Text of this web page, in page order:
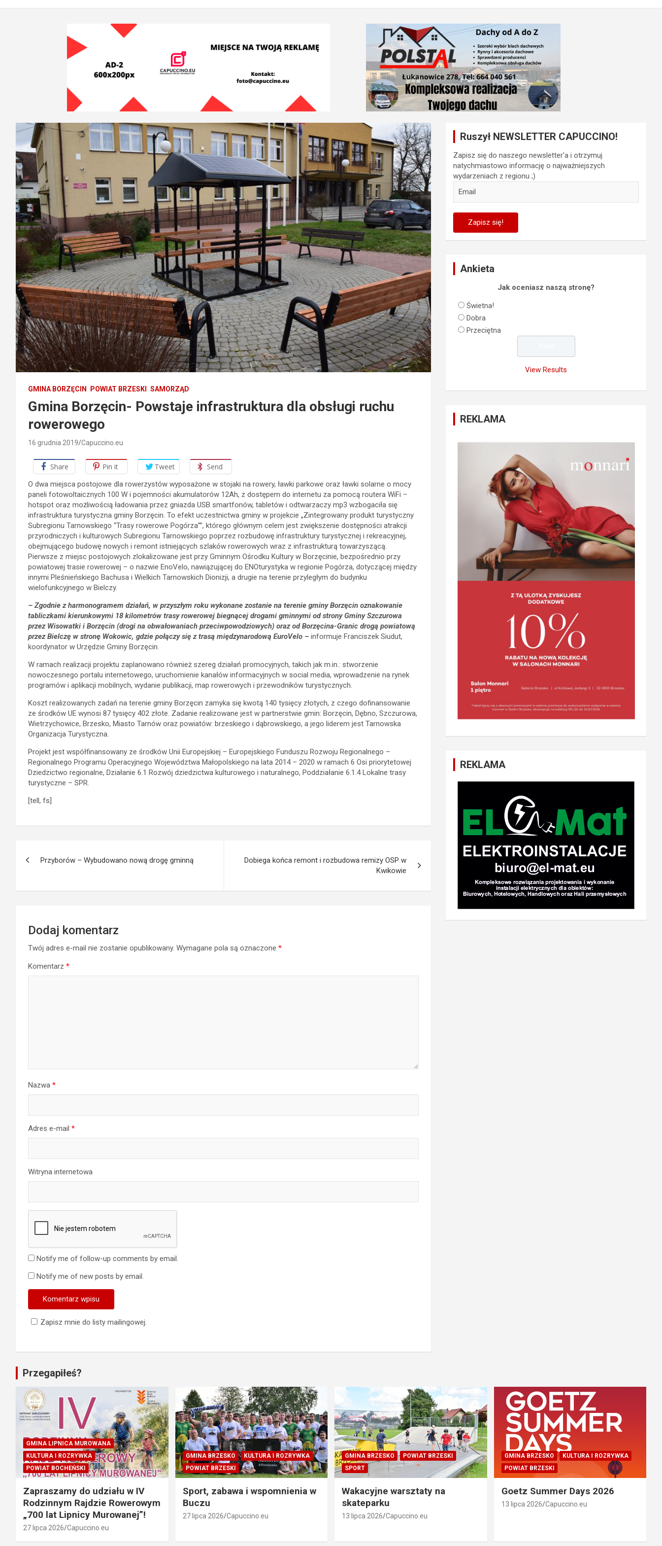
GMINA BORZĘCIN POWIAT BRZESKI SAMORZĄD
Gmina Borzęcin- Powstaje infrastruktura dla obsługi ruchu
rowerowego
16 grudnia 2019 Capuccino.eu
Share Pin it Tweet Send
O dwa miejsca postojowe dla rowerzystów wyposażone w stojaki na rowery, ławki parkowe oraz ławki solarne o mocy
paneli fotowoltaicznych 100 W i pojemności akumulatorów 12Ah, z dostępem do internetu za pomocą routera WiFi –
hotspot oraz możliwością ładowania przez gniazda USB smartfonów, tabletów i odtwarzaczy mp3 wzbogaciła się
infrastruktura turystyczna gminy Borzęcin. To efekt uczestnictwa gminy w projekcie „Zintegrowany produkt turystyczny
Subregionu Tarnowskiego “Trasy rowerowe Pogórza””, którego głównym celem jest zwiększenie dostępności atrakcji
przyrodniczych i kulturowych Subregionu Tarnowskiego poprzez rozbudowę infrastruktury turystycznej i rekreacyjnej,
obejmującego budowę nowych i remont istniejących szlaków rowerowych wraz z infrastrukturą towarzyszącą.
Pierwsze z miejsc postojowych zlokalizowane jest przy Gminnym Ośrodku Kultury w Borzęcinie, bezpośrednio przy
powiatowej trasie rowerowej – o nazwie EnoVelo, nawiązującej do ENOturystyka w regionie Pogórza, dotyczącej między
innymi Pleśnieńskiego Bachusa i Wielkich Tarnowskich Dionizji, a drugie na terenie przyległym do budynku
wielofunkcyjnego w Bielczy.
– Zgodnie z harmonogramem działań, w przyszłym roku wykonane zostanie na terenie gminy Borzęcin oznakowanie
tabliczkami kierunkowymi 18 kilometrów trasy rowerowej biegnącej drogami gminnymi od strony Gminy Szczurowa
przez Wisowatki i Borzęcin (drogi na obwałowaniach przeciwpowodziowych) oraz od Borzęcina-Granic drogą powiatową
przez Bielczę w stronę Wokowic, gdzie połączy się z trasą międzynarodową EuroVelo – informuje Franciszek Siudut,
koordynator w Urzędzie Gminy Borzęcin.
W ramach realizacji projektu zaplanowano również szereg działań promocyjnych, takich jak m.in.: stworzenie
nowoczesnego portalu internetowego, uruchomienie kanałów informacyjnych w social media, wprowadzenie na rynek
programów i aplikacji mobilnych, wydanie publikacji, map rowerowych i przewodników turystycznych.
Koszt realizowanych zadań na terenie gminy Borzęcin zamyka się kwotą 140 tysięcy złotych, z czego dofinansowanie
ze środków UE wynosi 87 tysięcy 402 złote. Zadanie realizowane jest w partnerstwie gmin: Borzęcin, Dębno, Szczurowa,
Wietrzychowice, Brzesko, Miasto Tarnów oraz powiatów: brzeskiego i dąbrowskiego, a jego liderem jest Tarnowska
Organizacja Turystyczna.
Projekt jest współfinansowany ze środków Unii Europejskiej – Europejskiego Funduszu Rozwoju Regionalnego –
Regionalnego Programu Operacyjnego Województwa Małopolskiego na lata 2014 – 2020 w ramach 6 Osi priorytetowej
Dziedzictwo regionalne, Działanie 6.1 Rozwój dziedzictwa kulturowego i naturalnego, Poddziałanie 6.1.4 Lokalne trasy
turystyczne – SPR.
[tell, fs]
wpisu
Przyborów – Wybudowano nową drogę gminną
Dobiega końca remont i rozbudowa remizy OSP w
Kwikowie
Dodaj komentarz
Twój adres e-mail nie zostanie opublikowany. Wymagane pola są oznaczone *
Komentarz *
Nazwa *
Adres e-mail *
Witryna internetowa
Notify me of follow-up comments by email.
Notify me of new posts by email.
Zapisz mnie do listy mailingowej.
Ruszył NEWSLETTER CAPUCCINO!
Zapisz się do naszego newsletter'a i otrzymuj
natychmiastowo informację o najważniejszych
wydarzeniach z regionu ;)
Ankieta
Jak oceniasz naszą stronę?
Świetna!
Dobra
Przeciętna
View Results
REKLAMA
REKLAMA
Przegapiłeś?
GMINA LIPNICA MUROWANA
KULTURA I ROZRYWKA
POWIAT BOCHEŃSKI
Zapraszamy do udziału w IV
Rodzinnym Rajdzie Rowerowym
„700 lat Lipnicy Murowanej”!
27 lipca 2026 Capuccino.eu
GMINA BRZESKO
KULTURA I ROZRYWKA
POWIAT BRZESKI
Sport, zabawa i wspomnienia w
Buczu
27 lipca 2026 Capuccino.eu
GMINA BRZESKO
POWIAT BRZESKI
SPORT
Wakacyjne warsztaty na
skateparku
13 lipca 2026 Capuccino.eu
GMINA BRZESKO
KULTURA I ROZRYWKA
POWIAT BRZESKI
Goetz Summer Days 2026
13 lipca 2026 Capuccino.eu